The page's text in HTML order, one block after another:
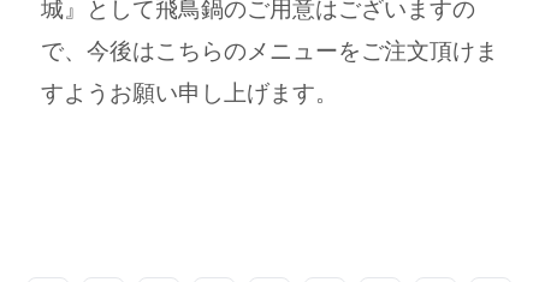
城』として飛鳥鍋のご用意はございますの
で、今後はこちらのメニューをご注文頂けま
すようお願い申し上げます。